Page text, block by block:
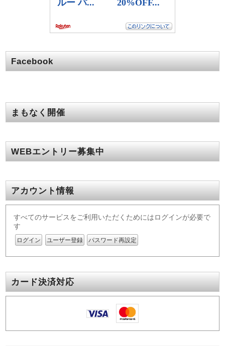
Facebook
まもなく開催
WEBエントリー募集中
アカウント情報
すべてのサービスをご利用いただくためにはログインが必要で
す
ログイン ユーザー登録 パスワード再設定
カード決済対応